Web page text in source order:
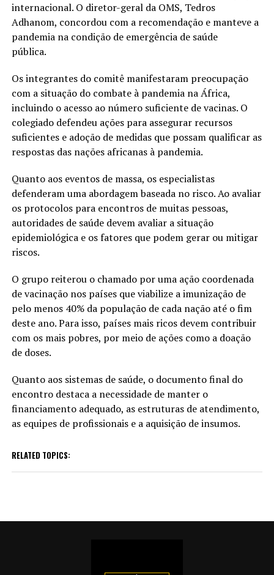
internacional. O diretor-geral da OMS, Tedros
Adhanom, concordou com a recomendação e manteve a
pandemia na condição de emergência de saúde
pública.
Os integrantes do comitê manifestaram preocupação
com a situação do combate à pandemia na África,
incluindo o acesso ao número suficiente de vacinas. O
colegiado defendeu ações para assegurar recursos
suficientes e adoção de medidas que possam qualificar as
respostas das nações africanas à pandemia.
Quanto aos eventos de massa, os especialistas
defenderam uma abordagem baseada no risco. Ao avaliar
os protocolos para encontros de muitas pessoas,
autoridades de saúde devem avaliar a situação
epidemiológica e os fatores que podem gerar ou mitigar
riscos.
O grupo reiterou o chamado por uma ação coordenada
de vacinação nos países que viabilize a imunização de
pelo menos 40% da população de cada nação até o fim
deste ano. Para isso, países mais ricos devem contribuir
com os mais pobres, por meio de ações como a doação
de doses.
Quanto aos sistemas de saúde, o documento final do
encontro destaca a necessidade de manter o
financiamento adequado, as estruturas de atendimento,
as equipes de profissionais e a aquisição de insumos.
RELATED TOPICS: